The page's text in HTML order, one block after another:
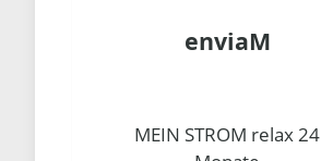
enviaM
MEIN STROM relax 24